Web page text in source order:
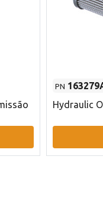
PN
Hydraulic